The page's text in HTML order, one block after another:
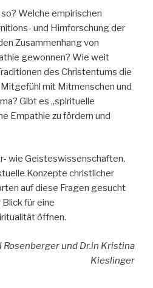
Welche empirischen
und Hirnforschung der
Zusammenhang von
gewonnen? Wie weit
des Christentums die
mit Mitmenschen und
Gibt es „spirituelle
Empathie zu fördern und
wie Geisteswissenschaften,
Konzepte christlicher
auf diese Fragen gesucht
für eine
öffnen.
Rosenberger und Dr.in Kristina
Kieslinger